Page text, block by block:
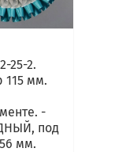
25-2.
115 мм.
-
под
мм.